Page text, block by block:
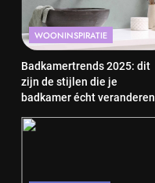
WOONINSPIRATIE
Badkamertrends 2025: dit
zijn de stijlen die je
badkamer écht veranderen